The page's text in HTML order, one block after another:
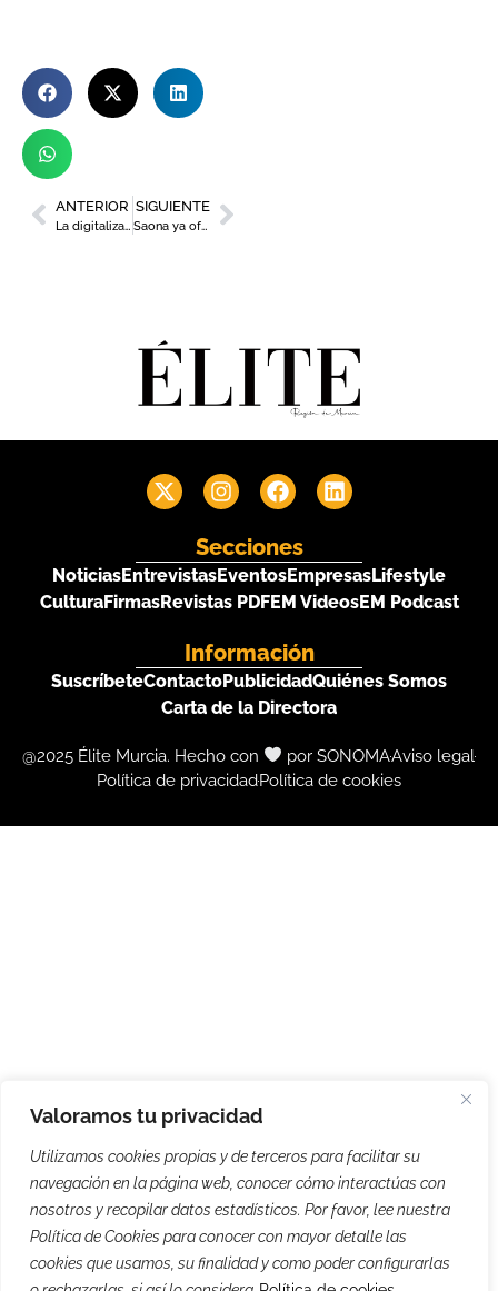
Valoramos tu privacidad
Utilizamos cookies propias y de terceros para facilitar su
navegación en la página web, conocer cómo interactúas con
nosotros y recopilar datos estadísticos. Por favor, lee nuestra
Política de Cookies para conocer con mayor detalle las
cookies que usamos, su finalidad y como poder configurarlas
ANTERIOR
La digitalización en los Recursos Humanos centra el III Foro Cátedra Dirección Humana
SIGUIENTE
Saona ya ofrece su cocina mediterránea en el Centro Comercial Thader
Secciones
NoticiasEntrevistasEventosEmpresasLifestyle
CulturaFirmasRevistas PDFEM VideosEM Podcast
Información
SuscríbeteContactoPublicidadQuiénes Somos
Carta de la Directora
@2025 Élite Murcia. Hecho con por SONOMAAviso legal
Política de privacidadPolítica de cookies